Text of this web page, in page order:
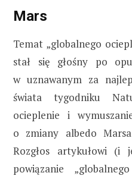
Mars
Temat „globalnego
stał się głośny po
w uznawanym za
świata tygodniku
ocieplenie i
o zmiany albedo
Rozgłos artykułowi (i
powiązanie